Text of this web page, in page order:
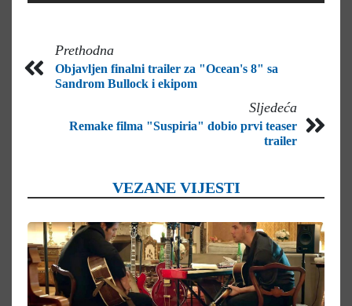
Prethodna
Objavljen finalni trailer za "Ocean's 8" sa
Sandrom Bullock i ekipom
Sljedeća
Remake filma "Suspiria" dobio prvi teaser
trailer
VEZANE VIJESTI